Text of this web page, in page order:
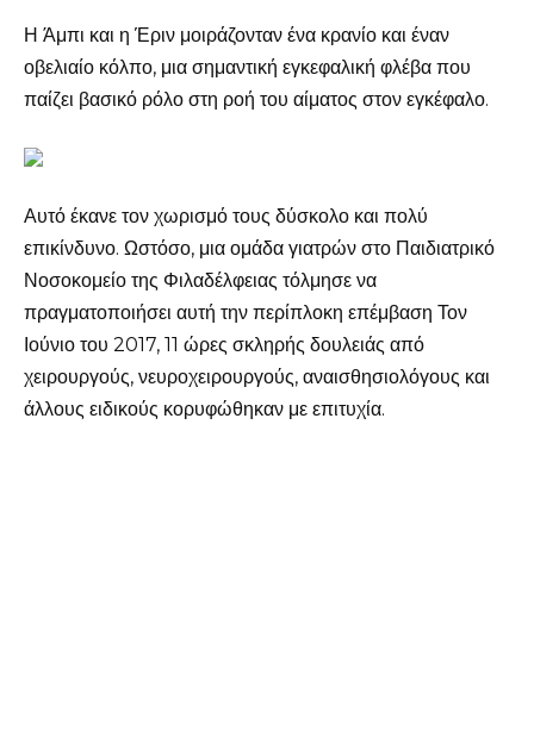
Η Άμπι και η Έριν μοιράζονταν ένα κρανίο και έναν
οβελιαίο κόλπο, μια σημαντική εγκεφαλική φλέβα που
παίζει βασικό ρόλο στη ροή του αίματος στον εγκέφαλο.
Αυτό έκανε τον χωρισμό τους δύσκολο και πολύ
επικίνδυνο. Ωστόσο, μια ομάδα γιατρών στο Παιδιατρικό
Νοσοκομείο της Φιλαδέλφειας τόλμησε να
πραγματοποιήσει αυτή την περίπλοκη επέμβαση Τον
Ιούνιο του 2017, 11 ώρες σκληρής δουλειάς από
χειρουργούς, νευροχειρουργούς, αναισθησιολόγους και
άλλους ειδικούς κορυφώθηκαν με επιτυχία.